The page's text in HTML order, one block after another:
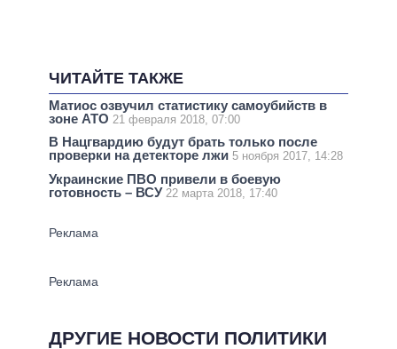
ЧИТАЙТЕ ТАКЖЕ
Матиос озвучил статистику самоубийств в
зоне АТО 21 февраля 2018, 07:00
В Нацгвардию будут брать только после
проверки на детекторе лжи 5 ноября 2017, 14:28
Украинские ПВО привели в боевую
готовность – ВСУ 22 марта 2018, 17:40
ДРУГИЕ НОВОСТИ ПОЛИТИКИ